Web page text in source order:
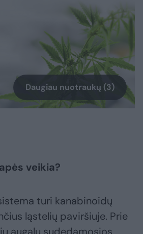
Daugiau nuotraukų (3)
veikia?
turi kanabinoidų
ląstelių paviršiuje. Prie
augalų sudedamosios